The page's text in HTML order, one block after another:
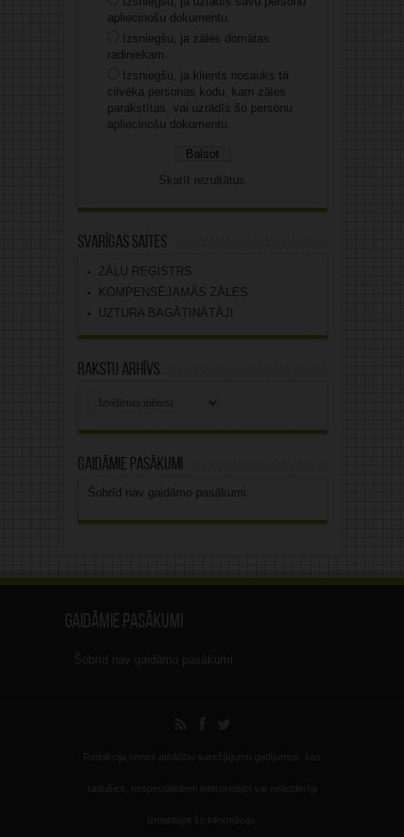
apliecinošu dokumentu.
Izsniegšu, ja zāles domātas
radiniekam.
Izsniegšu, ja klients nosauks tā
cilvēka personas kodu, kam zāles
parakstītas, vai uzrādīs šo personu
apliecinošu dokumentu.
Skatīt rezultātus
Svarīgas saites
ZĀĻU REĢISTRS
KOMPENSĒJAMĀS ZĀLES
UZTURA BAGĀTINĀTĀJI
Rakstu arhīvs
Gaidāmie pasākumi
Šobrīd nav gaidāmo pasākumi.
Gaidāmie pasākumi
Šobrīd nav gaidāmo pasākumi.
Redakcija nenes atbildību sarežģījumu gadījumos, kas